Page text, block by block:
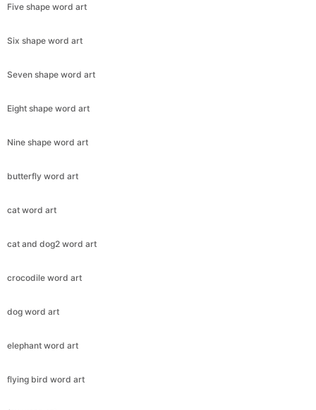
Five shape word art
Six shape word art
Seven shape word art
Eight shape word art
Nine shape word art
butterfly word art
cat word art
cat and dog2 word art
crocodile word art
dog word art
elephant word art
flying bird word art